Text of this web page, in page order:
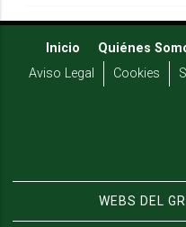
Inicio Quiénes
Aviso Legal
Cookies
WEBS DEL